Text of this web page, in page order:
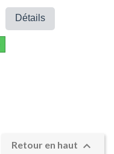
Détails
Retour en haut 